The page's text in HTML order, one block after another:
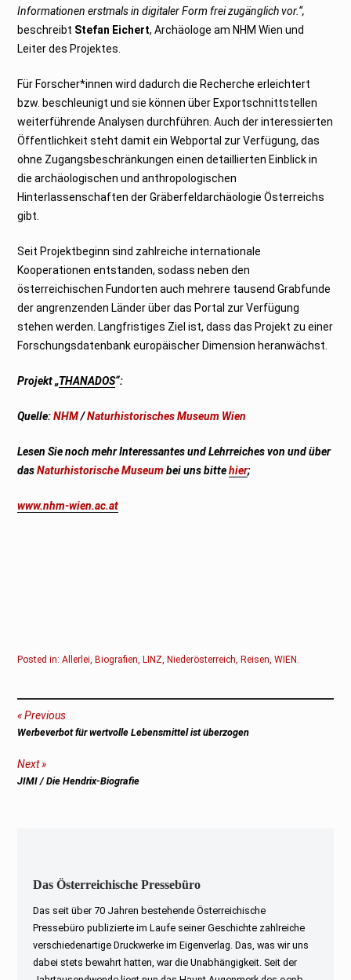
Informationen erstmals in digitaler Form frei zugänglich vor.“,
beschreibt Stefan Eichert, Archäologe am NHM Wien und
Leiter des Projektes.
Für Forscher*innen wird dadurch die Recherche erleichtert
bzw. beschleunigt und sie können über Exportschnittstellen
weiterführende Analysen durchführen. Auch der interessierten
Öffentlichkeit steht damit ein Webportal zur Verfügung, das
ohne Zugangsbeschränkungen einen detaillierten Einblick in
die archäologischen und anthropologischen
Hinterlassenschaften der Gräberfeldarchäologie Österreichs
gibt.
Seit Projektbeginn sind zahlreiche internationale
Kooperationen entstanden, sodass neben den
österreichischen Fundorten auch mehrere tausend Grabfunde
der angrenzenden Länder über das Portal zur Verfügung
stehen werden. Langfristiges Ziel ist, dass das Projekt zu einer
Forschungsdatenbank europäischer Dimension heranwächst.
Projekt „THANADOS“:
Quelle:NHM/Naturhistorisches Museum Wien
Lesen Sie noch mehr Interessantes und Lehrreiches von und über
dasNaturhistorische Museum bei uns bittehier;
www.nhm-wien.ac.at
Posted in:Allerlei,Biografien,LINZ,Niederösterreich,Reisen,WIEN.
Beitragsnavigation
Previous
Previous
Werbeverbot für wertvolle Lebensmittel ist überzogen
Next
Next
JIMI / Die Hendrix-Biografie
Das Österreichische Pressebüro
Das seit über 70 Jahren bestehende Österreichische
Pressebüro publizierte im Laufe seiner Geschichte zahlreiche
verschiedenartige Druckwerke im Eigenverlag. Das, was wir uns
dabei stets bewahrt hatten, war die Unabhängigkeit. Seit der